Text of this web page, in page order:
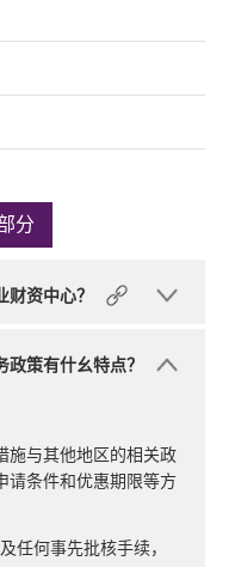
分
资中心？
策有什幺特点？
施与其他地区的相关政
请条件和优惠期限等方
任何事先批核手续，